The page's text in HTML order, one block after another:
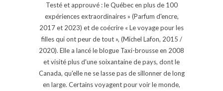
Testé et approuvé : le Québec en plus de 100
expériences extraordinaires » (Parfum d'encre,
2017 et 2023) et de coécrire « Le voyage pour les
filles qui ont peur de tout », (Michel Lafon, 2015 /
2020). Elle a lancé le blogue Taxi-brousse en 2008
et visité plus d'une soixantaine de pays, dont le
Canada, qu'elle ne se lasse pas de sillonner de long
en large. Certains voyagent pour voir le monde,